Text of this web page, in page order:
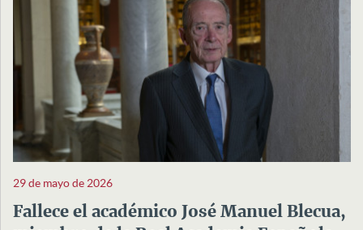
29 de mayo de 2026
Fallece el académico José Manuel Blecua,